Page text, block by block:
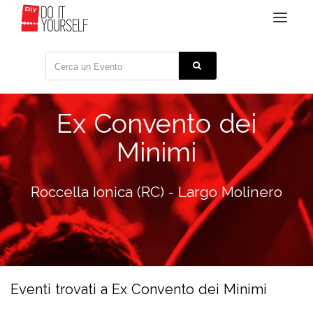
Toggle
Ex Convento dei
Minimi
Roccella Ionica (RC) - Largo Molinero
Eventi trovati a Ex Convento dei Minimi